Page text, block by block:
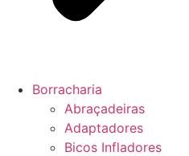
Borracharia
Abraçadeiras
Adaptadores
Bicos Infladores